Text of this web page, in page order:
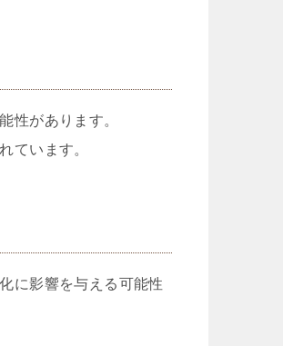
性があります。
ています。
に影響を与える可能性